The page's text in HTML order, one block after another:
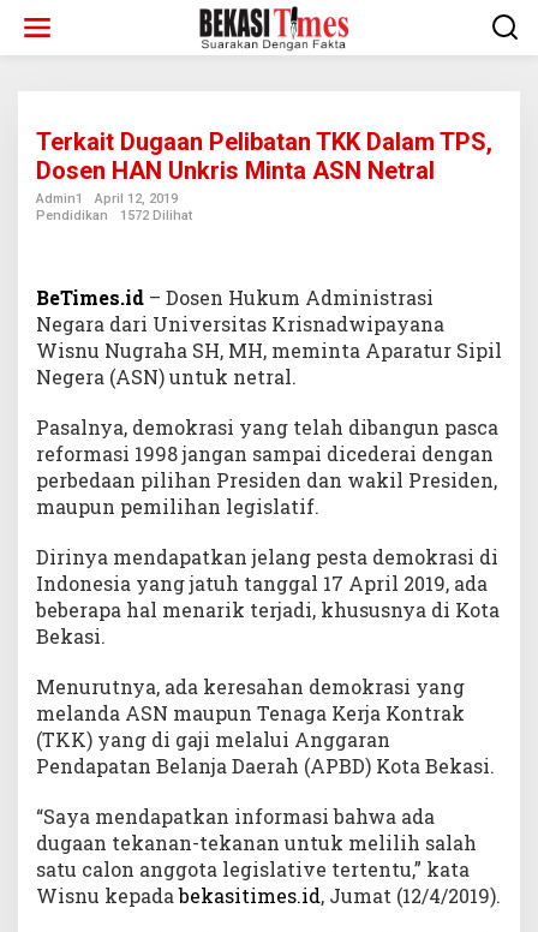
konten
Terkait Dugaan Pelibatan TKK Dalam TPS,
Dosen HAN Unkris Minta ASN Netral
Admin1
April 12, 2019
Pendidikan
1572 Dilihat
BeTimes.id – Dosen Hukum Administrasi
Negara dari Universitas Krisnadwipayana
Wisnu Nugraha SH, MH, meminta Aparatur Sipil
Negera (ASN) untuk netral.
Pasalnya, demokrasi yang telah dibangun pasca
reformasi 1998 jangan sampai dicederai dengan
perbedaan pilihan Presiden dan wakil Presiden,
maupun pemilihan legislatif.
Dirinya mendapatkan jelang pesta demokrasi di
Indonesia yang jatuh tanggal 17 April 2019, ada
beberapa hal menarik terjadi, khususnya di Kota
Bekasi.
Menurutnya, ada keresahan demokrasi yang
melanda ASN maupun Tenaga Kerja Kontrak
(TKK) yang di gaji melalui Anggaran
Pendapatan Belanja Daerah (APBD) Kota Bekasi.
“Saya mendapatkan informasi bahwa ada
dugaan tekanan-tekanan untuk melilih salah
satu calon anggota legislative tertentu,” kata
Wisnu kepadabekasitimes.id, Jumat (12/4/2019).